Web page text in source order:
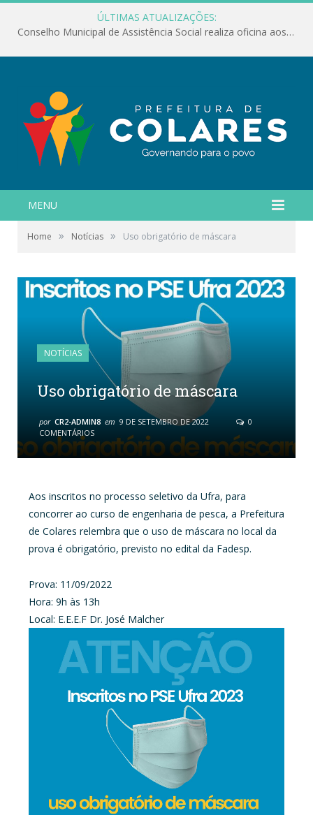
ÚLTIMAS ATUALIZAÇÕES:
Conselho Municipal de Assistência Social realiza oficina aos servidores
MENU
Home » Notícias » Uso obrigatório de máscara
NOTÍCIAS
Uso obrigatório de máscara
por CR2-ADMIN8 em 9 DE SETEMBRO DE 2022
0
COMENTÁRIOS
Aos inscritos no processo seletivo da Ufra, para
concorrer ao curso de engenharia de pesca, a Prefeitura
de Colares relembra que o uso de máscara no local da
prova é obrigatório, previsto no edital da Fadesp.
Prova: 11/09/2022
Hora: 9h às 13h
Local: E.E.E.F Dr. José Malcher